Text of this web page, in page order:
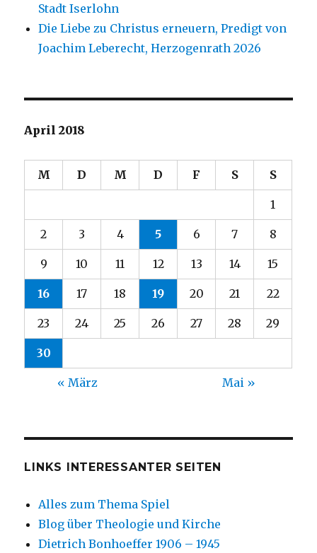
Stadt Iserlohn
Die Liebe zu Christus erneuern, Predigt von
Joachim Leberecht, Herzogenrath 2026
April 2018
M D M D F S S
1
2 3 4 5 6 7 8
9 10 11 12 13 14 15
16 17 18 19 20 21 22
23 24 25 26 27 28 29
30
« März Mai »
LINKS INTERESSANTER SEITEN
Alles zum Thema Spiel
Blog über Theologie und Kirche
Dietrich Bonhoeffer 1906 – 1945